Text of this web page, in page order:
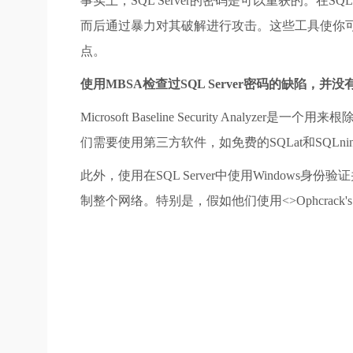
而后通过暴力对其破解进行攻击。这些工具使你
点。
使用MBSA检查过SQL Server密码的缺陷，并没
Microsoft Baseline Security Analyzer是一个用来
们需要使用第三方软件，如免费的SQLat和
此外，使用在SQL Server中使用Windows身份
制整个网络。特别是，假如他们使用